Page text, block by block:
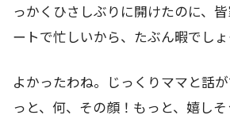
っかくひさしぶりに開けたのに、
ートで忙しいから、たぶん暇でしょ
よかったわね。じっくりママと話
っと、何、その顔！もっと、嬉し